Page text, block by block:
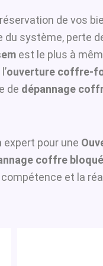
de vos
système, perte
est le plus à
ouverture coffre-
de dépannage
expert pour une
coffre
et la